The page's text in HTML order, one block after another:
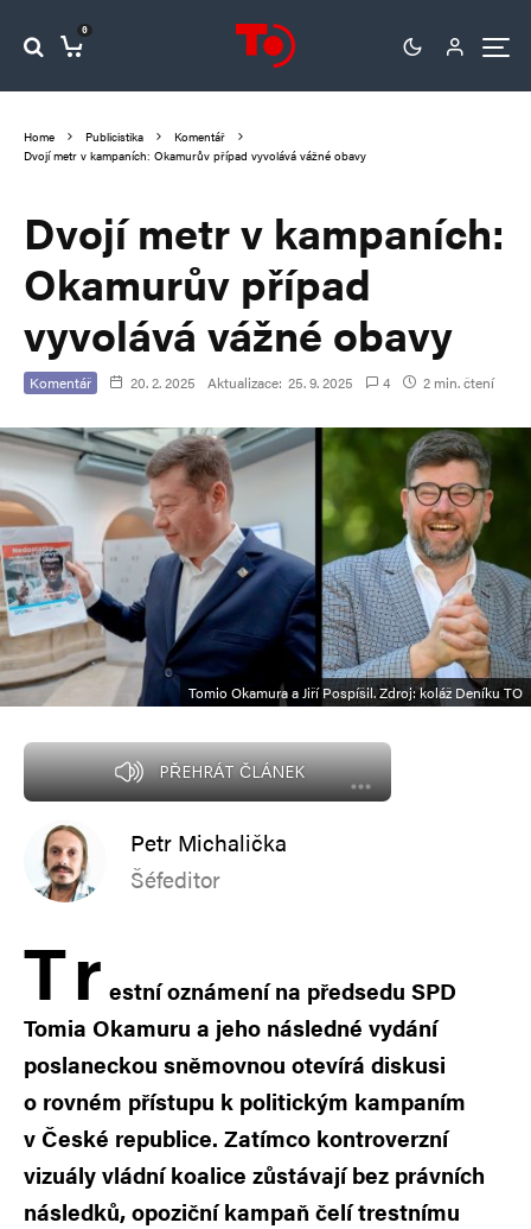
0
Home Publicistika
Komentář
Dvojí metr v kampaních: Okamurův případ vyvolává vážné obavy
Dvojí metr v kampaních:
Okamurův případ
vyvolává vážné obavy
Komentář 20. 2. 2025 Aktualizace: 25. 9. 2025 4 2 min. čtení
Tomio Okamura a Jiří Pospíšil. Zdroj: koláž Deníku TO
PŘEHRÁT ČLÁNEK
Petr Michalička
Šéfeditor
Tr estní oznámení na předsedu SPD
Tomia Okamuru a jeho následné vydání
poslaneckou sněmovnou otevírá diskusi
o rovném přístupu k politickým kampaním
v České republice. Zatímco kontroverzní
vizuály vládní koalice zůstávají bez právních
následků, opoziční kampaň čelí trestnímu